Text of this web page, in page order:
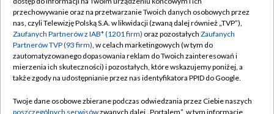
Abonament TVP
Emisja w TVP
Centrum informacji TVP
Naziemna Telewizja Cyfrowa
Rada Programowa
Regulamin TVP
Polityka prywatności
Moje zgody
Pomoc
przechowywanie oraz na przetwarzanie Twoich danych osobowych przez
nas, czyli Telewizję Polską S.A. w likwidacji (zwaną dalej również „TVP”),
Zaufanych Partnerów z IAB* (1201 firm) oraz pozostałych Zaufanych
Partnerów TVP (93 firm), w celach marketingowych (w tym do
zautomatyzowanego dopasowania reklam do Twoich zainteresowań i
mierzenia ich skuteczności) i pozostałych, które wskazujemy poniżej, a
także zgody na udostępnianie przez nas identyfikatora PPID do Google.
Twoje dane osobowe zbierane podczas odwiedzania przez Ciebie naszych
poszczególnych serwisówzwanych dalej „Portalem”, w tym informacje